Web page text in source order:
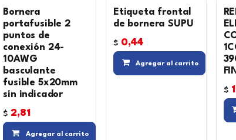
la lista de deseos
Compara
Bornera
portafusible 2
puntos de
conexión 24-
10AWG
basculante
fusible 5x20mm
sin indicador
$2,81
Agregar al carrito
Etiqueta frontal
de bornera SUPU
$ 0,44
Agregar al carrito
$